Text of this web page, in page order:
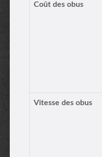
Coût des obus
Vitesse des obus